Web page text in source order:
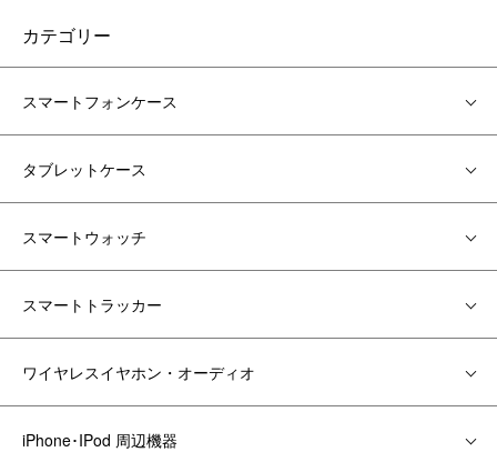
カテゴリー
スマートフォンケース
タブレットケース
スマートウォッチ
スマートトラッカー
ワイヤレスイヤホン・オーディオ
iPhone･IPod 周辺機器